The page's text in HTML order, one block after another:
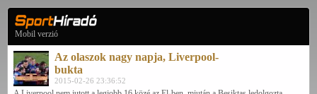
Mobil verzió
Az olaszok nagy napja, Liverpool-
bukta
2015-02-26 23:36:52